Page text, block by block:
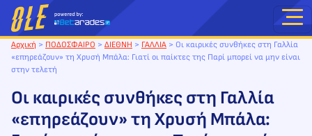
Μετάβαση
στο
περιεχόμενο
Αρχική > ΠΟΔΟΣΦΑΙΡΟ > ΔΙΕΘΝΗ > ΓΑΛΛΙΑ > Οι καιρικές συνθήκες στη Γαλλία
«επηρεάζουν» τη Χρυσή Μπάλα: Γιατί οι παίκτες της Παρί μπορεί να μην είναι
στην τελετή
Οι καιρικές συνθήκες στη Γαλλία
«επηρεάζουν» τη Χρυσή Μπάλα: